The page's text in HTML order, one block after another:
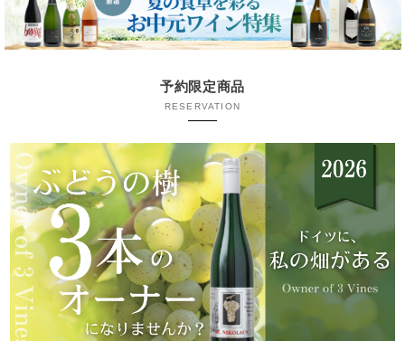
予約限定商品
RESERVATION